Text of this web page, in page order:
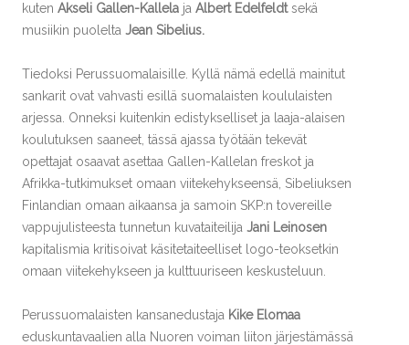
kuten Akseli Gallen-Kallela ja Albert Edelfeldtsekä
musiikin puolelta Jean Sibelius.
Tiedoksi Perussuomalaisille. Kyllä nämä edellä mainitut
sankarit ovat vahvasti esillä suomalaisten koululaisten
arjessa. Onneksi kuitenkin edistykselliset ja laaja-alaisen
koulutuksen saaneet, tässä ajassa työtään tekevät
opettajat osaavat asettaa Gallen-Kallelan freskot ja
Afrikka-tutkimukset omaan viitekehykseensä, Sibeliuksen
Finlandian omaan aikaansa ja samoin SKP:n tovereille
vappujulisteesta tunnetun kuvataiteilija Jani Leinosen
kapitalismia kritisoivat käsitetaiteelliset logo-teoksetkin
omaan viitekehykseen ja kulttuuriseen keskusteluun.
Perussuomalaisten kansanedustaja Kike Elomaa
eduskuntavaalien alla Nuoren voiman liiton järjestämässä